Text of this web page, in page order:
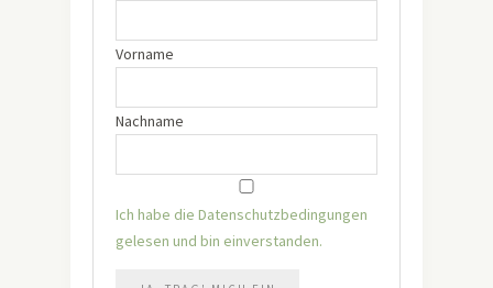
Vorname
Nachname
Ich habe die Datenschutzbedingungen
gelesen und bin einverstanden.